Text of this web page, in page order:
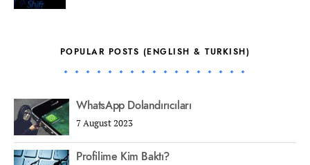
POPULAR POSTS (ENGLISH & TURKISH)
WhatsApp Dolandırıcıları
7 August 2023
Profilime Kim Baktı?